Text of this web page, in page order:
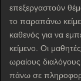
επεξεργαστούν
το παραπάνω
καθενός για να
κείμενο. Οι
ωραίους
πάνω σε